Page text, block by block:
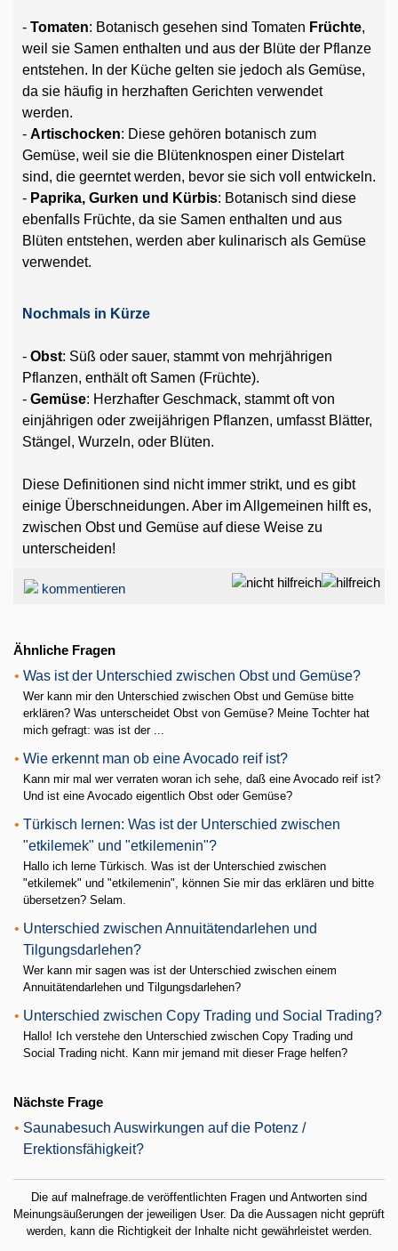
- Tomaten: Botanisch gesehen sind Tomaten Früchte,
weil sie Samen enthalten und aus der Blüte der Pflanze
entstehen. In der Küche gelten sie jedoch als Gemüse,
da sie häufig in herzhaften Gerichten verwendet
werden.
- Artischocken: Diese gehören botanisch zum
Gemüse, weil sie die Blütenknospen einer Distelart
sind, die geerntet werden, bevor sie sich voll entwickeln.
- Paprika, Gurken und Kürbis: Botanisch sind diese
ebenfalls Früchte, da sie Samen enthalten und aus
Blüten entstehen, werden aber kulinarisch als Gemüse
verwendet.
Nochmals in Kürze
- Obst: Süß oder sauer, stammt von mehrjährigen
Pflanzen, enthält oft Samen (Früchte).
- Gemüse: Herzhafter Geschmack, stammt oft von
einjährigen oder zweijährigen Pflanzen, umfasst Blätter,
Stängel, Wurzeln, oder Blüten.
Diese Definitionen sind nicht immer strikt, und es gibt
einige Überschneidungen. Aber im Allgemeinen hilft es,
zwischen Obst und Gemüse auf diese Weise zu
unterscheiden!
kommentieren
Ähnliche Fragen
• Was ist der Unterschied zwischen Obst und Gemüse?
Wer kann mir den Unterschied zwischen Obst und Gemüse bitte
erklären? Was unterscheidet Obst von Gemüse? Meine Tochter hat
mich gefragt: was ist der ...
• Wie erkennt man ob eine Avocado reif ist?
Kann mir mal wer verraten woran ich sehe, daß eine Avocado reif ist?
Und ist eine Avocado eigentlich Obst oder Gemüse?
• Türkisch lernen: Was ist der Unterschied zwischen
"etkilemek" und "etkilemenin"?
Hallo ich lerne Türkisch. Was ist der Unterschied zwischen
"etkilemek" und "etkilemenin", können Sie mir das erklären und bitte
übersetzen? Selam.
• Unterschied zwischen Annuitätendarlehen und
Tilgungsdarlehen?
Wer kann mir sagen was ist der Unterschied zwischen einem
Annuitätendarlehen und Tilgungsdarlehen?
• Unterschied zwischen Copy Trading und Social Trading?
Hallo! Ich verstehe den Unterschied zwischen Copy Trading und
Social Trading nicht. Kann mir jemand mit dieser Frage helfen?
Nächste Frage
• Saunabesuch Auswirkungen auf die Potenz /
Erektionsfähigkeit?
Die auf malnefrage.de veröffentlichten Fragen und Antworten sind
Meinungsäußerungen der jeweiligen User. Da die Aussagen nicht geprüft
werden, kann die Richtigkeit der Inhalte nicht gewährleistet werden.